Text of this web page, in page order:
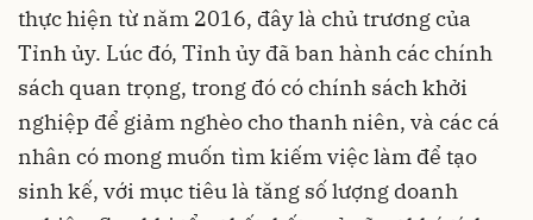
thực hiện từ năm 2016, đây là chủ trương của
Tỉnh ủy. Lúc đó, Tỉnh ủy đã ban hành các chính
sách quan trọng, trong đó có chính sách khởi
nghiệp để giảm nghèo cho thanh niên, và các cá
nhân có mong muốn tìm kiếm việc làm để tạo
sinh kế, với mục tiêu là tăng số lượng doanh